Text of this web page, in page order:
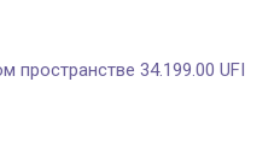
пространстве 34.199.00 UFI